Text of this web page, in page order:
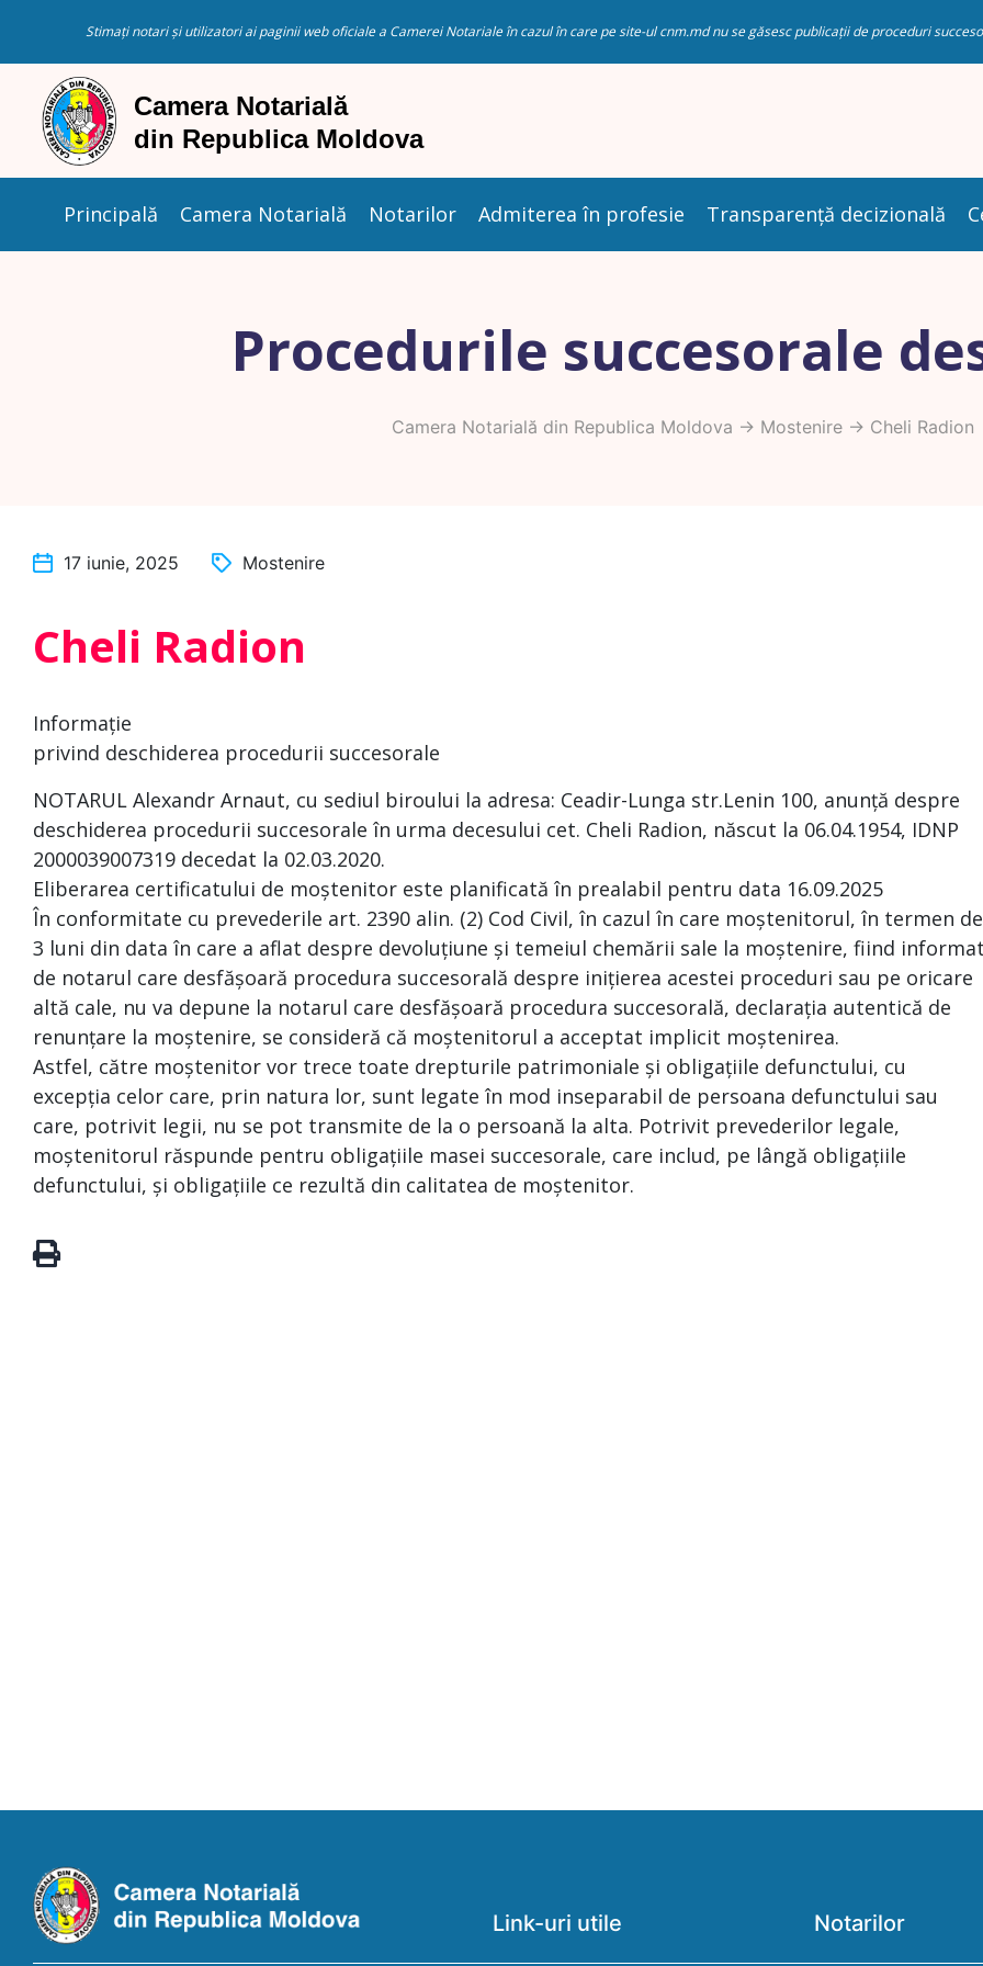
Stimați notari și utilizatori ai paginii web oficiale a Camerei Notariale în cazul în care pe site-ul cnm.md nu se găsesc publicații de proceduri
Principală Camera Notarială Notarilor Admiterea în profesie Transparență decizională
Procedurile succesorale
Camera Notarială din Republica Moldova -> Mostenire-> Cheli Radion
17 iunie, 2025 Mostenire
Cheli Radion
Informație
privind deschiderea procedurii succesorale
NOTARUL Alexandr Arnaut, cu sediul biroului la adresa: Ceadir-Lunga str.Lenin 100, anunță despre
deschiderea procedurii succesorale în urma decesului cet. Cheli Radion, născut la 06.04.1954, IDNP
2000039007319 decedat la 02.03.2020.
Eliberarea certificatului de moștenitor este planificată în prealabil pentru data 16.09.2025
În conformitate cu prevederile art. 2390 alin. (2) Cod Civil, în cazul în care moștenitorul, în termen de
3 luni din data în care a aflat despre devoluțiune și temeiul chemării sale la moștenire, fiind informat
de notarul care desfășoară procedura succesorală despre inițierea acestei proceduri sau pe oricare
altă cale, nu va depune la notarul care desfășoară procedura succesorală, declarația autentică de
renunțare la moștenire, se consideră că moștenitorul a acceptat implicit moștenirea.
Astfel, către moștenitor vor trece toate drepturile patrimoniale și obligațiile defunctului, cu
excepția celor care, prin natura lor, sunt legate în mod inseparabil de persoana defunctului sau
care, potrivit legii, nu se pot transmite de la o persoană la alta. Potrivit prevederilor legale,
moștenitorul răspunde pentru obligațiile masei succesorale, care includ, pe lângă obligațiile
defunctului, și obligațiile ce rezultă din calitatea de moștenitor.
Link-uri utile Notarilor